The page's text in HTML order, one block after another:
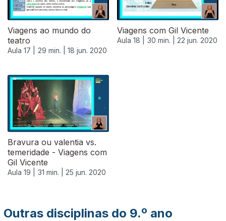
Viagens ao mundo do
teatro
Aula 17 | 29 min. | 18 jun. 2020
Viagens com Gil Vicente
Aula 18 | 30 min. | 22 jun. 2020
Bravura ou valentia vs.
temeridade - Viagens com
Gil Vicente
Aula 19 | 31 min. | 25 jun. 2020
479886
Outras disciplinas do 9.º ano